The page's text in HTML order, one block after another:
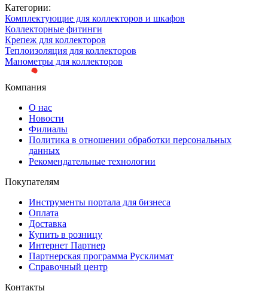
Категории:
Комплектующие для коллекторов и шкафов
Коллекторные фитинги
Крепеж для коллекторов
Теплоизоляция для коллекторов
Манометры для коллекторов
Компания
О нас
Новости
Филиалы
Политика в отношении обработки персональных
данных
Рекомендательные технологии
Покупателям
Инструменты портала для бизнеса
Оплата
Доставка
Купить в розницу
Интернет Партнер
Партнерская программа Русклимат
Справочный центр
Контакты